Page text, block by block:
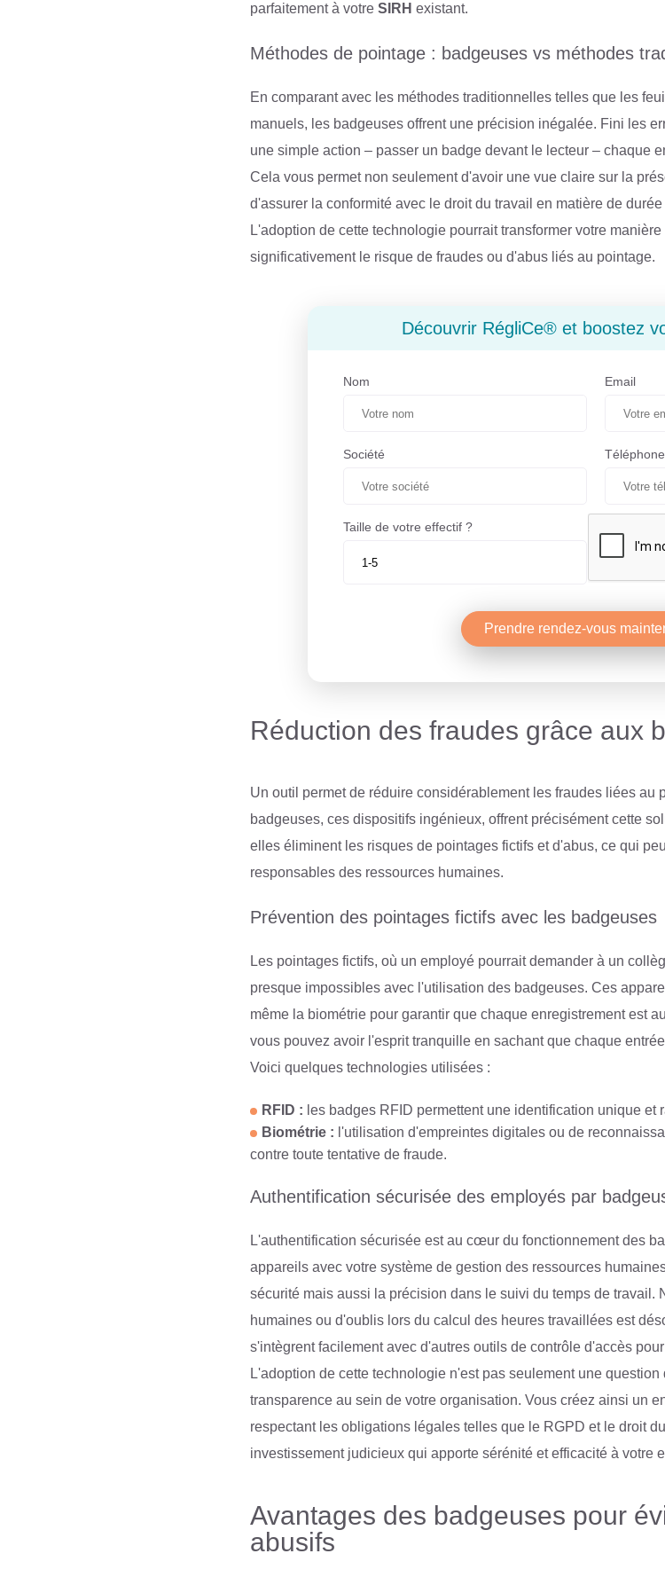
parfaitement à votre SIRH existant.
Méthodes de pointage : badgeuses vs méthodes
En comparant avec les méthodes traditionnelles telles que les
manuels, les badgeuses offrent une précision inégalée. Fini les
une simple action – passer un badge devant le lecteur – chaque
Cela vous permet non seulement d'avoir une vue claire sur la
d'assurer la conformité avec le droit du travail en matière de
L'adoption de cette technologie pourrait transformer votre
significativement le risque de fraudes ou d'abus liés au pointage.
Découvrir RégliCe® et boostez
Nom Email
Société Téléphone
Taille de votre effectif ?
Prendre rendez-vous
Réduction des fraudes grâce aux
Un outil permet de réduire considérablement les fraudes liées au
badgeuses, ces dispositifs ingénieux, offrent précisément cette
elles éliminent les risques de pointages fictifs et d'abus, ce qui
responsables des ressources humaines.
Prévention des pointages fictifs avec les badgeuses
Les pointages fictifs, où un employé pourrait demander à un
presque impossibles avec l'utilisation des badgeuses. Ces
même la biométrie pour garantir que chaque enregistrement est
vous pouvez avoir l'esprit tranquille en sachant que chaque
Voici quelques technologies utilisées :
RFID : les badges RFID permettent une identification unique et
Biométrie : l'utilisation d'empreintes digitales ou de
contre toute tentative de fraude.
Authentification sécurisée des employés par
L'authentification sécurisée est au cœur du fonctionnement des
appareils avec votre système de gestion des ressources
sécurité mais aussi la précision dans le suivi du temps de travail.
humaines ou d'oublis lors du calcul des heures travaillées est
s'intègrent facilement avec d'autres outils de contrôle d'accès
L'adoption de cette technologie n'est pas seulement une
transparence au sein de votre organisation. Vous créez ainsi un
respectant les obligations légales telles que le RGPD et le droit
investissement judicieux qui apporte sérénité et efficacité à votre
Avantages des badgeuses pour
abusifs